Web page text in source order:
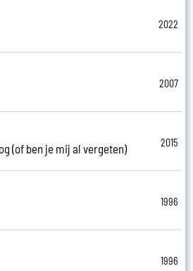
2022
2007
(of ben je mij al vergeten)
2015
1996
1996